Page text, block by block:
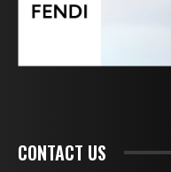
CONTACT US